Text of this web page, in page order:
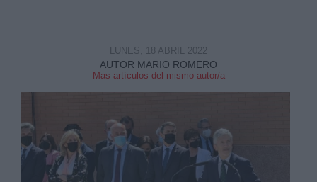
AUTOR MARIO ROMERO
Mas artículos del mismo autor/a
LUNES, 18 ABRIL 2022
Información adicional